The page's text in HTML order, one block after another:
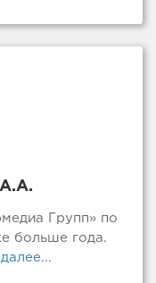
Групп» по
больше года.
далее...